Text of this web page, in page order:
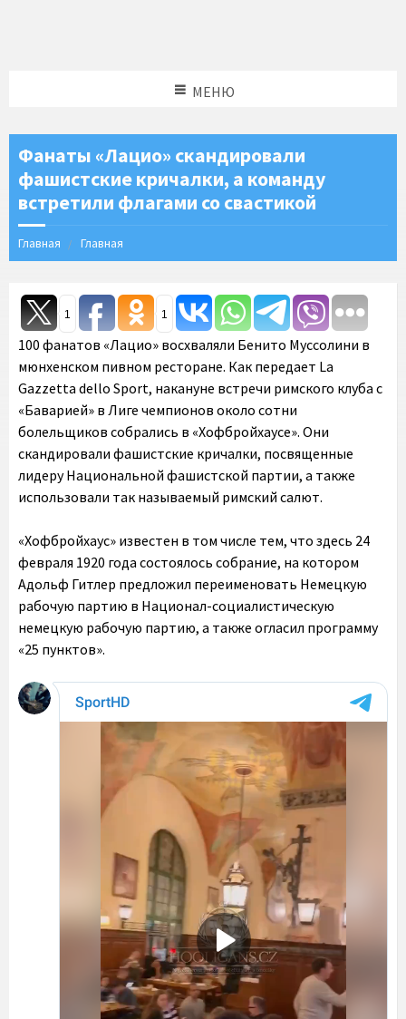
МЕНЮ
Фанаты «Лацио» скандировали
фашистские кричалки, а команду
встретили флагами со свастикой
Главная Главная
1 1
100 фанатов «Лацио» восхваляли Бенито Муссолини в
мюнхенском пивном ресторане. Как передает La
Gazzetta dello Sport, накануне встречи римского клуба с
«Баварией» в Лиге чемпионов около сотни
болельщиков собрались в «Хофбройхаусе». Они
скандировали фашистские кричалки, посвященные
лидеру Национальной фашистской партии, а также
использовали так называемый римский салют.
«Хофбройхаус» известен в том числе тем, что здесь 24
февраля 1920 года состоялось собрание, на котором
Адольф Гитлер предложил переименовать Немецкую
рабочую партию в Национал-социалистическую
немецкую рабочую партию, а также огласил программу
«25 пунктов».